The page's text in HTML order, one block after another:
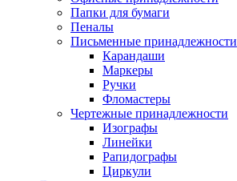
Папки для бумаги
Пеналы
Письменные принадлежности
Карандаши
Маркеры
Ручки
Фломастеры
Чертежные принадлежности
Изографы
Линейки
Рапидографы
Циркули